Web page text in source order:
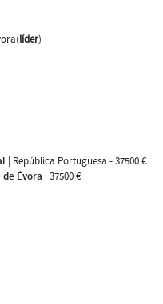
líder)
| República Portuguesa - 37500 €
Évora | 37500 €